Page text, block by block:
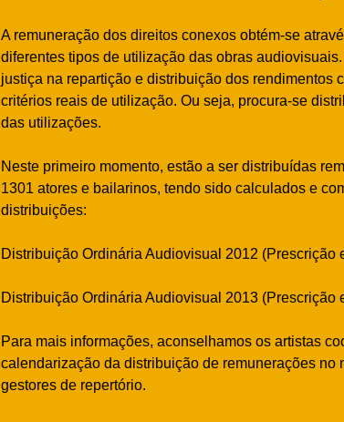
A remuneração dos direitos conexos obtém-se
diferentes tipos de utilização das obras
justiça na repartição e distribuição dos rendimentos
critérios reais de utilização. Ou seja, procura-se
das utilizações.
Neste primeiro momento, estão a ser distribuídas
1301 atores e bailarinos, tendo sido calculados e
distribuições:
Distribuição Ordinária Audiovisual 2012 (Prescrição
Distribuição Ordinária Audiovisual 2013 (Prescrição
Para mais informações, aconselhamos os artistas
calendarização da distribuição de remunerações no
gestores de repertório.